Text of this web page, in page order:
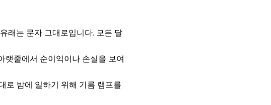
래는 문자 그대로입니다. 모든 달
랫줄에서 순이익이나 손실을 보여
로 밤에 일하기 위해 기름 램프를